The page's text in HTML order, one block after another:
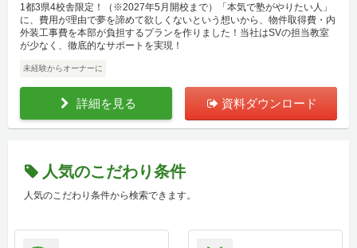
1都3県4校舎限定！（※2027年5月開校まで）「本気で塾がやりたい人」
に、費用が理由で夢を諦めて欲しくないという想いから、物件取得費・内
外装工事費を本部が負担するプランを作りました！当社はSVの担当教室
が少なく、徹底的なサポートを実現！
未経験からオーナーに
詳細を見る 資料ダウンロード
人気のこだわり条件
人気のこだわり条件から検索できます。